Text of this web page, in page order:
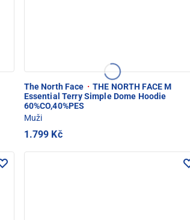
The North Face · THE NORTH FACE M
Essential Terry Simple Dome Hoodie
60%CO,40%PES
Muži
1.799 Kč